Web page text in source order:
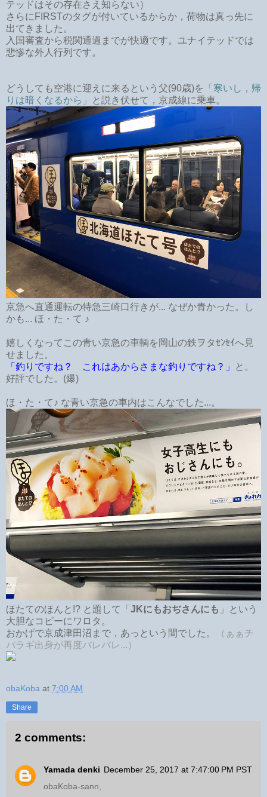
テッドはその存在さえ知らない）
さらにFIRSTのタグが付いているからか，荷物は真っ先に
出てきました。
入国審査から税関通過までが快適です。ユナイテッドでは
悲惨な外人行列です。
どうしても空港に迎えに来るという父(90歳)を
「寒いし，帰
りは暗くなるから」
と説き伏せて，京成線に乗車。
京急へ直通運転の特急三崎口行きが... なぜか青かった。し
かも... ほ・た・て ♪
嬉しくなってこの青い京急の車輌を岡山の鉄ヲタｾﾝｾｲへ見
せました。
「釣りですね？ これはあからさまな釣りですね？」
と。
好評でした。(爆)
ほ・た・て♪ な青い京急の車内はこんなでした...。
ほたてのほんと!? と題して「 JKにもおぢさんにも 」という
大胆なコピーにワロタ。
おかげで京成津田沼まで，あっという間でした。
（ぁぁチ
バラギ出身が再度バレバレ...）
obaKoba at 7:00 AM
Share
2 comments:
Yamada denki December 25, 2017 at 7:47:00 PM PST
obaKoba-sann,